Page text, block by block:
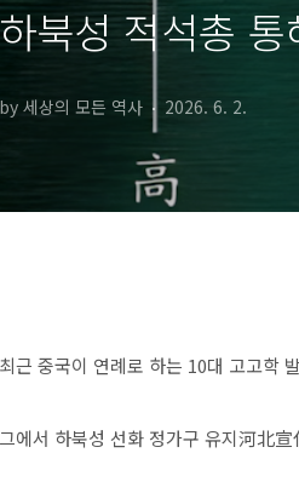
하북성 적석총
by 세상의 모든 역사 2026. 6. 2.
최근 중국이 연례로 하는 10대 고고학
그에서 하북성 선화 정가구 유지河北